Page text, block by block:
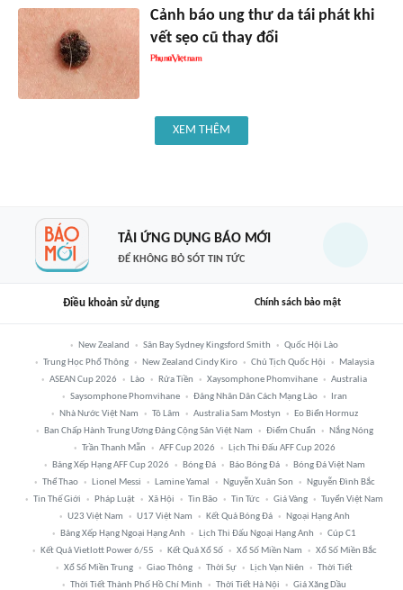
Cảnh báo ung thư da tái phát khi
vết sẹo cũ thay đổi
XEM THÊM
TẢI ỨNG DỤNG BÁO MỚI
ĐỂ KHÔNG BỎ SÓT TIN TỨC
Điều khoản sử dụng Chính sách bảo mật
New Zealand Sân Bay Sydney Kingsford Smith
Quốc Hội Lào
Trung Học Phổ Thông
New Zealand Cindy Kiro Chủ Tịch Quốc Hội
Malaysia
ASEAN Cup 2026
Lào Rửa Tiền Xaysomphone Phomvihane
Australia
Saysomphone Phomvihane
Đảng Nhân Dân Cách Mạng Lào
Iran
Nhà Nước Việt Nam
Tô Lâm Australia Sam Mostyn
Eo Biển Hormuz
Ban Chấp Hành Trung Ương Đảng Cộng Sản Việt Nam
Điểm Chuẩn
Nắng Nóng
Trần Thanh Mẫn
AFF Cup 2026
Lịch Thi Đấu AFF Cup 2026
Bảng Xếp Hạng AFF Cup 2026
Bóng Đá Báo Bóng Đá
Bóng Đá Việt Nam
Thể Thao
Lionel Messi Lamine Yamal Nguyễn Xuân Son
Nguyễn Đình Bắc
Tin Thế Giới
Pháp Luật Xã Hội Tin Bão Tin Tức Giá Vàng
Tuyển Việt Nam
U23 Việt Nam
U17 Việt Nam Kết Quả Bóng Đá
Ngoại Hạng Anh
Bảng Xếp Hạng Ngoại Hạng Anh
Lịch Thi Đấu Ngoại Hạng Anh
Cúp C1
Kết Quả Vietlott Power 6/55
Kết Quả Xổ Số Xổ Số Miền Nam
Xổ Số Miền Bắc
Xổ Số Miền Trung
Giao Thông Thời Sự Lịch Vạn Niên
Thời Tiết
Thời Tiết Thành Phố Hồ Chí Minh
Thời Tiết Hà Nội Giá Xăng Dầu